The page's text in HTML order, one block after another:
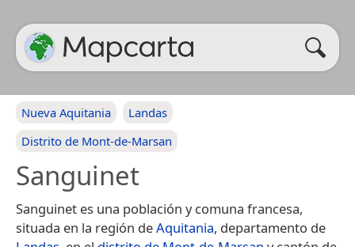
Nueva Aquitania
Landas
Distrito de Mont-de-Marsan
Sanguinet
Sanguinet es una población y comuna francesa,
situada en la región deAquitania, departamento de